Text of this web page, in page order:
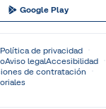
Google Play
Política de privacidad
Aviso legalAccesibilidad
de contratación